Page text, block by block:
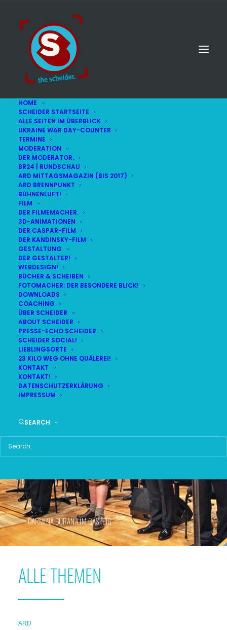
HOME
SCHEIDER STARTSEITE
ALLE SEITEN IM ÜBERBLICK
UKRAINE WAR DAY-COUNTER
TERMINE
MODERATION
DER MODERATOR.
BR24 | RUNDSCHAU
ARD MITTAGSMAGAZIN (BIS 2017)
ARD BRENNPUNKT
BÜHNENLUFT!
FILM
DER FILMEMACHER.
3D-ANIMATIONEN
DER CASPAR-FILM
DER KANDINSKY-FILM
GESTALTUNG
DER GESTALTER!
WEBDESIGN!
BÜCHER & SCHEIBEN
FOTOMACHER: DER BESONDERE BLICK!
DOWNLOADS
COACHING
ÜBER SCHEIDER
ABOUT SCHEIDER
PRESSE-ECHO SCHEIDER
SCHEIDER SOCIAL!
LIEBLINGSORTE
23 KILO WEG OHNE QUÄLEREI!
KONTAKT
KONTAKT!
DATENSCHUTZERKLÄRUNG
IMPRESSUM
SEARCH
Carmina Burana
DAS HIER HABE ICH GEFUNDEN:
CARMINA BURANA IM GASTEIG
ALLE THEMEN
ARD